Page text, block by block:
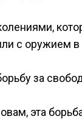
с оружием в
за
эта